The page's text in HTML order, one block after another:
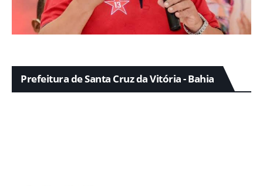
Prefeitura de Santa Cruz da Vitória - Bahia